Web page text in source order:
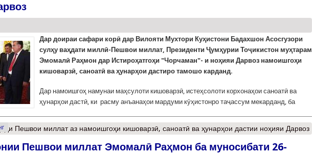
Дар доираи сафари корӣ дар Вилояти Мухтори Куҳистони Бадахшон Асосгузори
сулҳу ваҳдати миллӣ-Пешвои миллат, Президенти Ҷумҳурии Тоҷикистон муҳтарам
Эмомалӣ Раҳмон дар Истироҳатгоҳи "Чорчаман"- и ноҳияи Дарвоз намоишгоҳи
кишоварзӣ, саноатӣ ва ҳунарҳои дастиро тамошо карданд.
Дар намоишгоҳ намунаи маҳсулоти кишоварзӣ, истеҳсолоти корхонаҳои саноатӣ ва
ҳунарҳои дастӣ, ки расму анъанаҳои мардуми кӯҳистонро таҷассум мекарданд, ба
Пешвои миллат аз намоишгоҳи кишоварзӣ, саноатӣ ва ҳунарҳои дастии ноҳияи Дарвоз
Пешвои миллат Эмомалӣ Раҳмон ба муносибати 26-